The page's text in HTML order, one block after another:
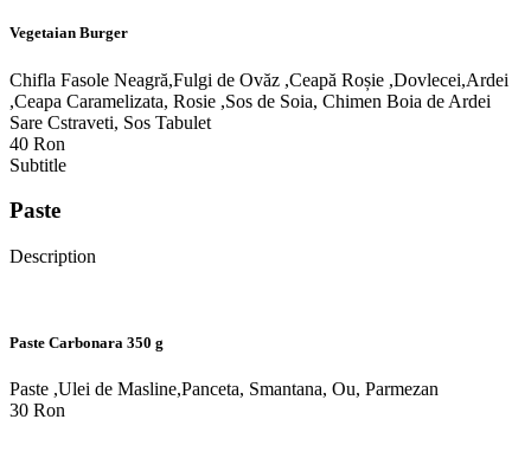
Vegetaian Burger
Chifla Fasole Neagră,Fulgi de Ovăz ,Ceapă Roșie ,Dovlecei,Ardei
,Ceapa Caramelizata, Rosie ,Sos de Soia, Chimen Boia de Ardei
Sare Cstraveti, Sos Tabulet
40 Ron
Subtitle
Paste
Description
Paste Carbonara 350 g
Paste ,Ulei de Masline,Panceta, Smantana, Ou, Parmezan
30 Ron